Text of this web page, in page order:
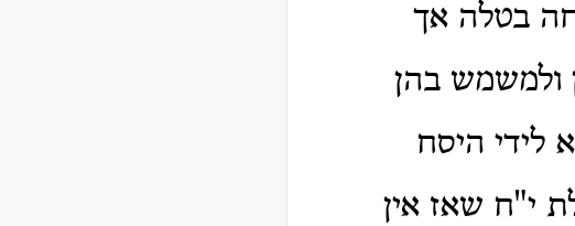
בטלה אך
ולמשמש בהן
לידי היסח
י"ח שאז אין